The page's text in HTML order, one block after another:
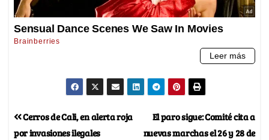
El paro sigue: Comité cita a
nuevas marchas el 26 y 28 de
Cerros de Cali, en alerta roja
por invasiones ilegales